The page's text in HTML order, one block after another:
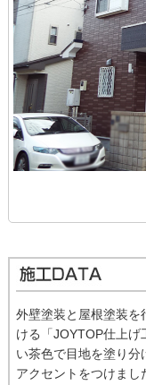
外壁塗装と屋根塗装を
ける「JOYTOP仕上
い茶色で目地を塗り
アクセントをつけま